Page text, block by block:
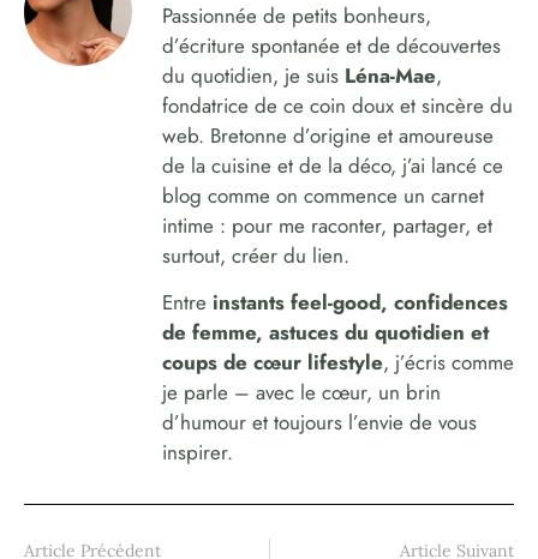
Passionnée de petits bonheurs,
d’écriture spontanée et de découvertes
du quotidien, je suis Léna-Mae,
fondatrice de ce coin doux et sincère du
web. Bretonne d’origine et amoureuse
de la cuisine et de la déco, j’ai lancé ce
blog comme on commence un carnet
intime : pour me raconter, partager, et
surtout, créer du lien.
Entre instants feel-good, confidences
de femme, astuces du quotidien et
coups de cœur lifestyle, j’écris comme
je parle – avec le cœur, un brin
d’humour et toujours l’envie de vous
inspirer.
Article Précédent Article Suivant